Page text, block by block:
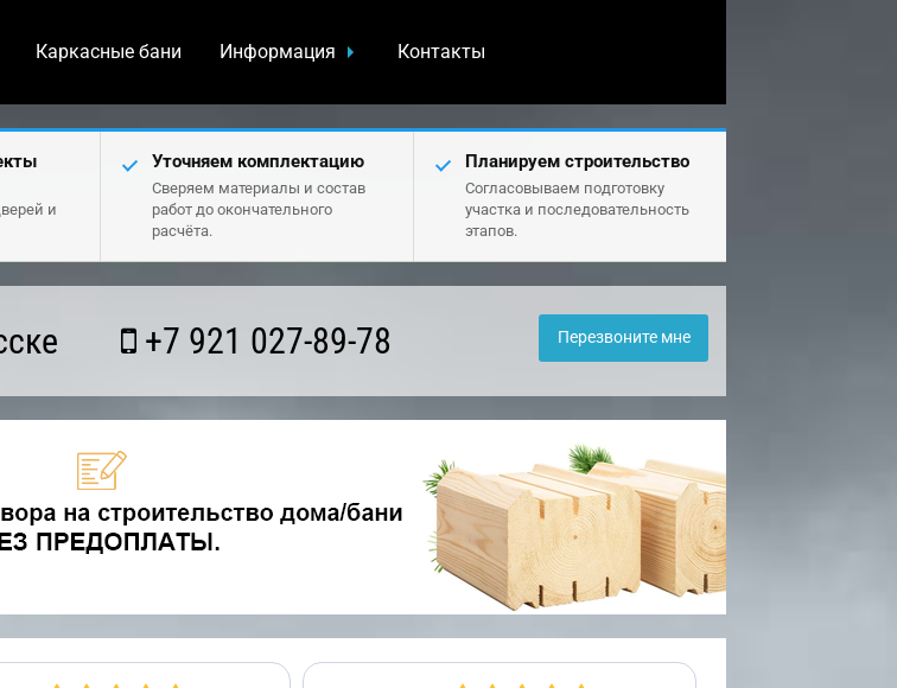
Каркасные бани Информация Контакты
и
Уточняем комплектацию
Сверяем материалы и состав
работ до окончательного
расчёта.
Планируем строительство
Согласовываем подготовку
участка и последовательность
этапов.
+7 921 027-89-78 Перезвоните мне